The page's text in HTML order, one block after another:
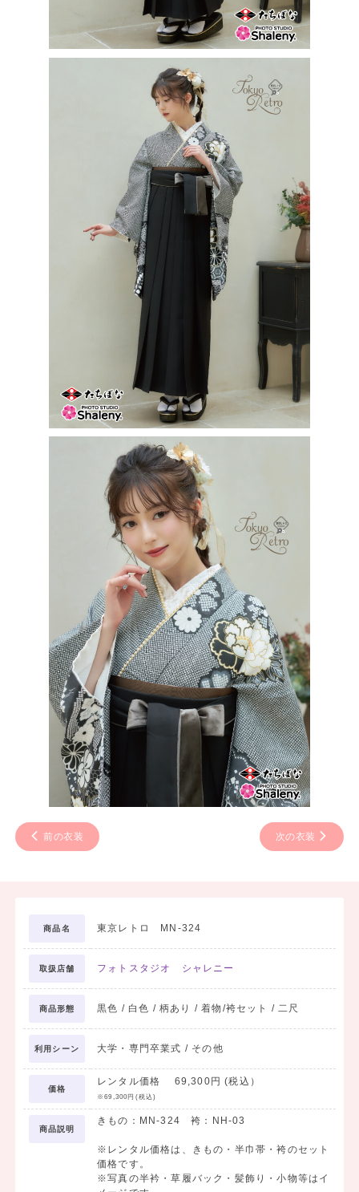
前の衣装 次の衣装
商品名 東京レトロ MN-324
取扱店舗 フォトスタジオ シャレニー
商品形態 黒色 / 白色 / 柄あり / 着物/袴セット / 二尺
利用シーン 大学・専門卒業式 / その他
価格
レンタル価格 69,300円 (税込）
※69,300円(税込)
商品説明
きもの：MN-324 袴：NH-03
※レンタル価格は、きもの・半巾帯・袴のセット
価格です。
※写真の半衿・草履バック・髪飾り・小物等はイ